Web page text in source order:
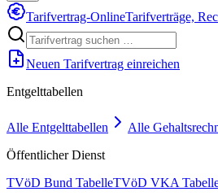
Tarifvertrag-OnlineTarifverträge,
Neuen Tarifvertrag einreichen
Entgelttabellen
Alle Entgelttabellen
Alle
Öffentlicher Dienst
TVöD Bund TabelleTVöD VKA